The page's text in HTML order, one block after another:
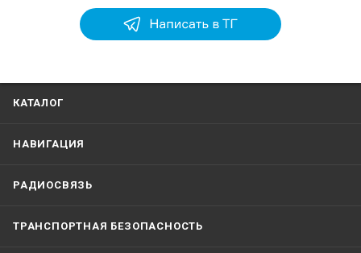
КАТАЛОГ
НАВИГАЦИЯ
РАДИОСВЯЗЬ
ТРАНСПОРТНАЯ БЕЗОПАСНОСТЬ